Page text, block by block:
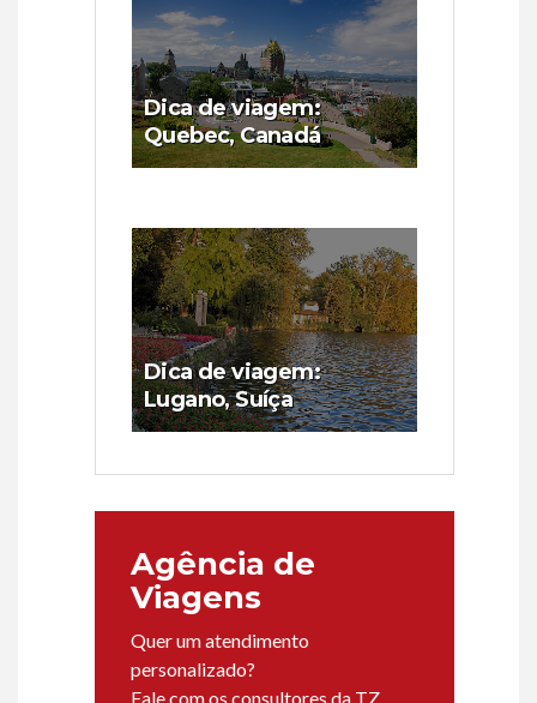
Dica de viagem:
Quebec, Canadá
Dica de viagem:
Lugano, Suíça
Agência de
Viagens
Quer um atendimento
personalizado?
Fale com os consultores da TZ